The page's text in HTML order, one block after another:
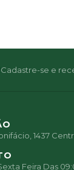
Cadastre-se e
1437
Feira Das